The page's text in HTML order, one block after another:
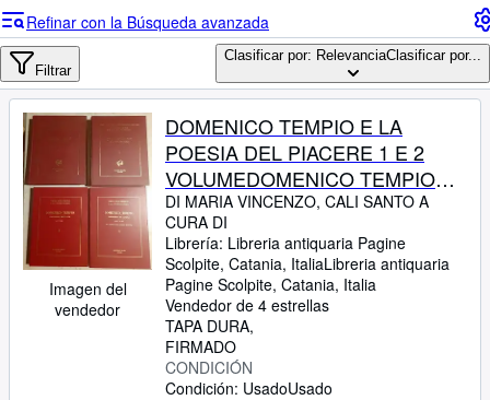
Búsqueda avanzada
Colecciones
Libros antiguos
Arte y coleccionismo
Vendedores
Comenzar a vender
Ayuda
CERRAR
Refinar con la Búsqueda avanzada
Filtrar
Clasificar por: RelevanciaClasificar por...
Imagen del
vendedor
DOMENICO TEMPIO E LA
POESIA DEL PIACERE 1 E 2
VOLUMEDOMENICO TEMPIO
RIVOLUZIONI DI CATANIA CANTI
1-10 E 11-20 CON UNA
LETTERA CRITICA DI CARLO
MUSCETTA 3 E 4 VOL.,
DI MARIA VINCENZO, CALI SANTO A
CURA DI
Librería: Libreria antiquaria Pagine
Scolpite, Catania, ItaliaLibreria antiquaria
Pagine Scolpite, Catania, Italia
Vendedor de 4 estrellas
TAPA DURA
FIRMADO
CONDICIÓN
Condición: UsadoUsado